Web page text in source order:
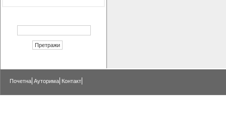
Почетна Ауторима Контакт